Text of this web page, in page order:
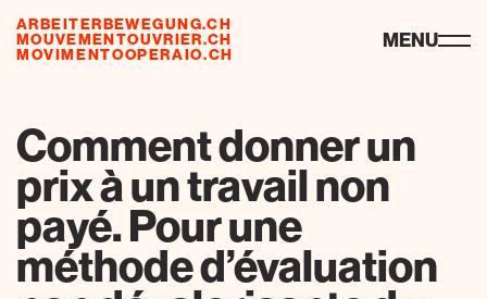
ARBEITERBEWEGUNG.CH
MOUVEMENTOUVRIER.CH
MOVIMENTOOPERAIO.CH
ressources MENU
Comment donner un
prix à un travail non
payé. Pour une
méthode d’évaluation